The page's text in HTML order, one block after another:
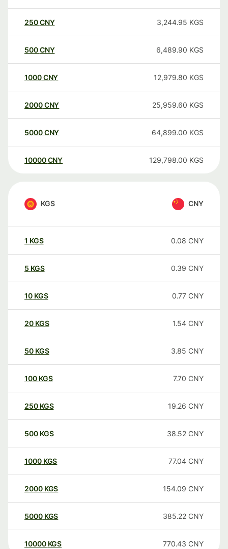
250CNY 3,244.95 KGS
500CNY 6,489.90 KGS
1000CNY 12,979.80 KGS
2000CNY 25,959.60 KGS
5000CNY 64,899.00 KGS
10000 CNY 129,798.00 KGS
KGS CNY
1 KGS 0.08 CNY
5 KGS 0.39 CNY
10 KGS 0.77 CNY
20 KGS 1.54 CNY
50 KGS 3.85 CNY
100 KGS 7.70 CNY
250 KGS 19.26 CNY
500 KGS 38.52 CNY
1000 KGS 77.04 CNY
2000 KGS 154.09 CNY
5000 KGS 385.22 CNY
10000 KGS 770.43 CNY